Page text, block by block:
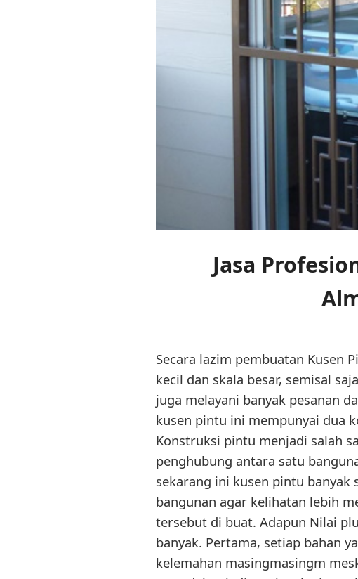
Jasa
Secara lazim pembuatan Kusen
kecil dan skala besar, semisal
juga melayani banyak pesanan
kusen pintu ini mempunyai dua
Konstruksi pintu menjadi salah
penghubung antara satu
sekarang ini kusen pintu
bangunan agar kelihatan lebih
tersebut di buat. Adapun Nilai
banyak. Pertama, setiap bahan
kelemahan masingmasingm